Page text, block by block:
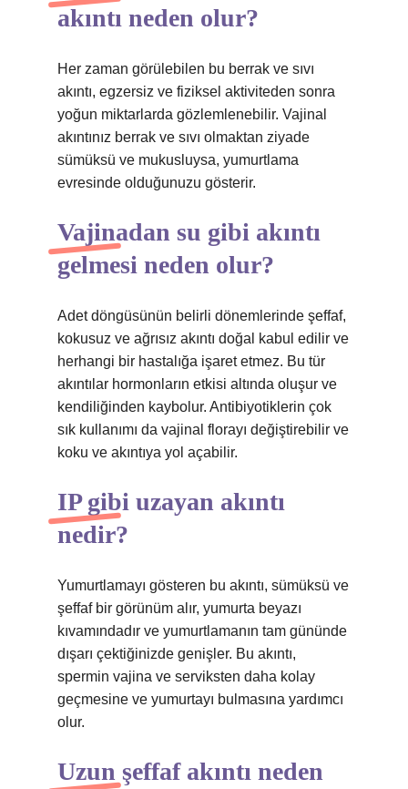
akıntı neden olur?
Her zaman görülebilen bu berrak ve sıvı
akıntı, egzersiz ve fiziksel aktiviteden sonra
yoğun miktarlarda gözlemlenebilir. Vajinal
akıntınız berrak ve sıvı olmaktan ziyade
sümüksü ve mukusluysa, yumurtlama
evresinde olduğunuzu gösterir.
Vajinadan su gibi akıntı
gelmesi neden olur?
Adet döngüsünün belirli dönemlerinde şeffaf,
kokusuz ve ağrısız akıntı doğal kabul edilir ve
herhangi bir hastalığa işaret etmez. Bu tür
akıntılar hormonların etkisi altında oluşur ve
kendiliğinden kaybolur. Antibiyotiklerin çok
sık kullanımı da vajinal florayı değiştirebilir ve
koku ve akıntıya yol açabilir.
IP gibi uzayan akıntı
nedir?
Yumurtlamayı gösteren bu akıntı, sümüksü ve
şeffaf bir görünüm alır, yumurta beyazı
kıvamındadır ve yumurtlamanın tam gününde
dışarı çektiğinizde genişler. Bu akıntı,
spermin vajina ve serviksten daha kolay
geçmesine ve yumurtayı bulmasına yardımcı
olur.
Uzun şeffaf akıntı neden